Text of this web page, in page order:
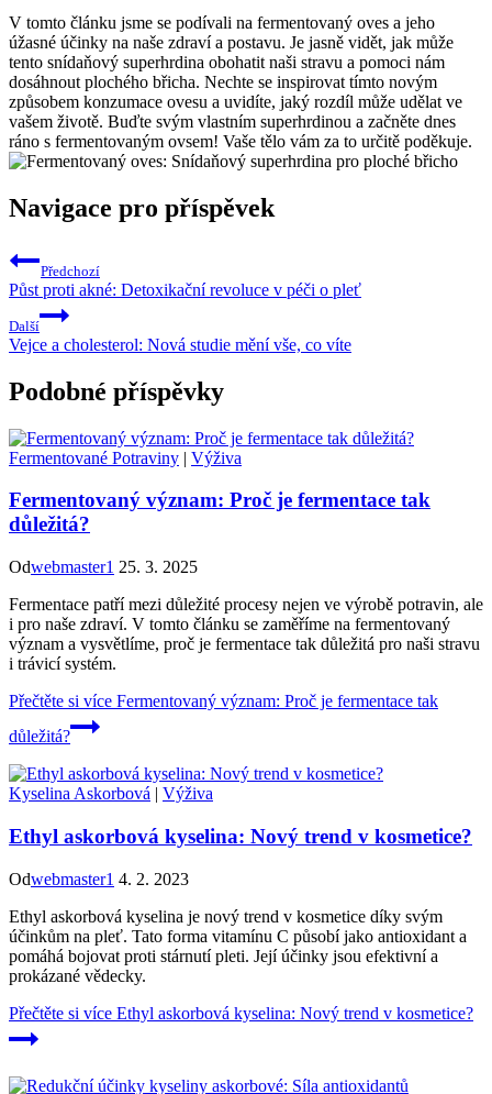
V tomto článku jsme se podívali na fermentovaný oves a jeho
úžasné účinky na naše zdraví a postavu. Je jasně vidět, jak může
tento snídaňový superhrdina obohatit naši stravu a pomoci nám
dosáhnout plochého břicha. Nechte se inspirovat tímto novým
způsobem konzumace ovesu a uvidíte, jaký rozdíl může udělat ve
vašem životě. Buďte svým vlastním superhrdinou a začněte dnes
ráno s fermentovaným ovsem! Vaše tělo vám za to určitě poděkuje.
Navigace pro příspěvek
Předchozí
Půst proti akné: Detoxikační revoluce v péči o pleť
Další
Vejce a cholesterol: Nová studie mění vše, co víte
Podobné příspěvky
Fermentované Potraviny | Výživa
Fermentovaný význam: Proč je fermentace tak
důležitá?
Odwebmaster1 25. 3. 2025
Fermentace patří mezi důležité procesy nejen ve výrobě potravin, ale
i pro naše zdraví. V tomto článku se zaměříme na fermentovaný
význam a vysvětlíme, proč je fermentace tak důležitá pro naši stravu
i trávicí systém.
Přečtěte si více Fermentovaný význam: Proč je fermentace tak
důležitá?
Kyselina Askorbová | Výživa
Ethyl askorbová kyselina: Nový trend v kosmetice?
Odwebmaster1 4. 2. 2023
Ethyl askorbová kyselina je nový trend v kosmetice díky svým
účinkům na pleť. Tato forma vitamínu C působí jako antioxidant a
pomáhá bojovat proti stárnutí pleti. Její účinky jsou efektivní a
prokázané vědecky.
Přečtěte si více Ethyl askorbová kyselina: Nový trend v kosmetice?